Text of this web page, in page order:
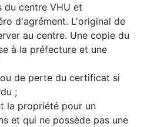
du centre VHU et
d'agrément. L'original de
au centre. Une copie du
à la préfecture et une
de perte du certificat si
;
la propriété pour un
et qui ne possède pas une